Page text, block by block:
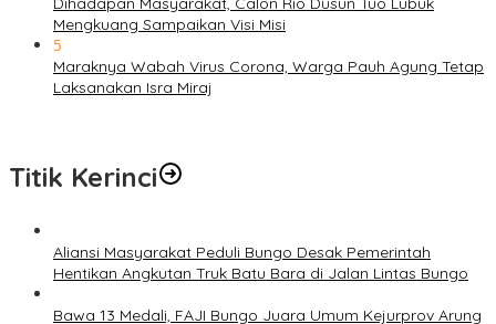
Mengkuang Sampaikan Visi Misi
5
Maraknya Wabah Virus Corona, Warga Pauh Agung Tetap
Laksanakan Isra Miraj
Titik Kerinci
Aliansi Masyarakat Peduli Bungo Desak Pemerintah
Hentikan Angkutan Truk Batu Bara di Jalan Lintas Bungo
Bawa 13 Medali, FAJI Bungo Juara Umum Kejurprov Arung